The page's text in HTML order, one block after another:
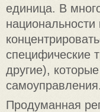
единица. В
специфические
другие),
самоуправления.
Продуманная